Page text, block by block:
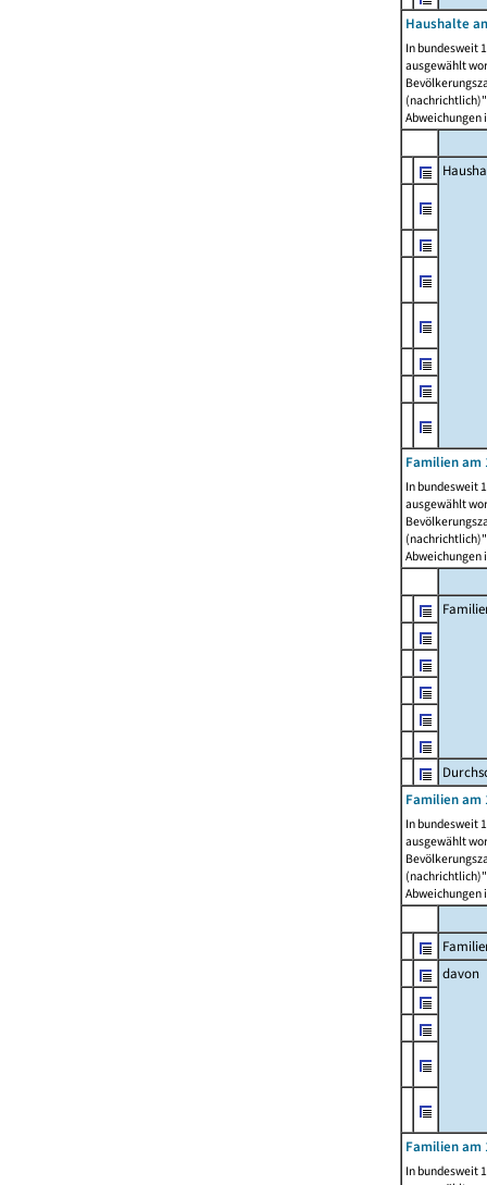
Haushalte
In bundesweit
ausgewählt
Abweichungen
Familien am
In bundesweit
ausgewählt
Abweichungen
Familien am
In bundesweit
ausgewählt
Abweichungen
davon
Familien am
In bundesweit